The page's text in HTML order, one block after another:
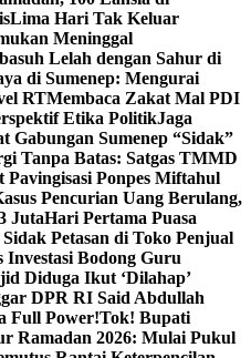
Lima Hari Tak Keluar
Meninggal
Lelah dengan Sahur di
di Sumenep: Mengurai
RTMembaca Zakat Mal PDI
Etika PolitikJaga
Gabungan Sumenep “Sidak”
Tanpa Batas: Satgas TMMD
Pavingisasi Ponpes Miftahul
Pencurian Uang Berulang,
JutaHari Pertama Puasa
Petasan di Toko Penjual
Investasi Bodong Guru
Diduga Ikut ‘Dilahap’
DPR RI Said Abdullah
Full Power!Tok! Bupati
Ramadan 2026: Mulai Pukul